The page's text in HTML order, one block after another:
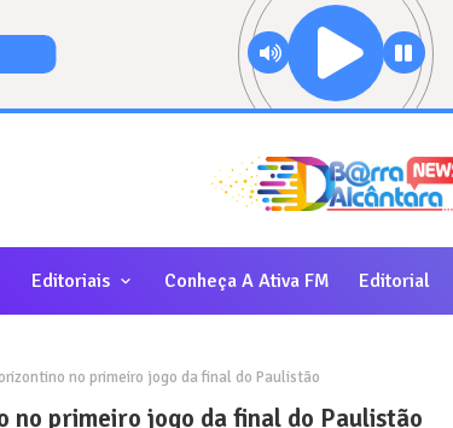
Editoriais Conheça A Ativa FM Editorial
no primeiro jogo da final do Paulistão
no primeiro jogo da final do Paulistão